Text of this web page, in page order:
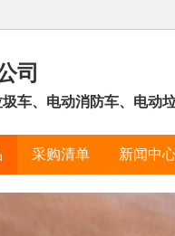
司
车、电动消防车、电动
采购清单 新闻中